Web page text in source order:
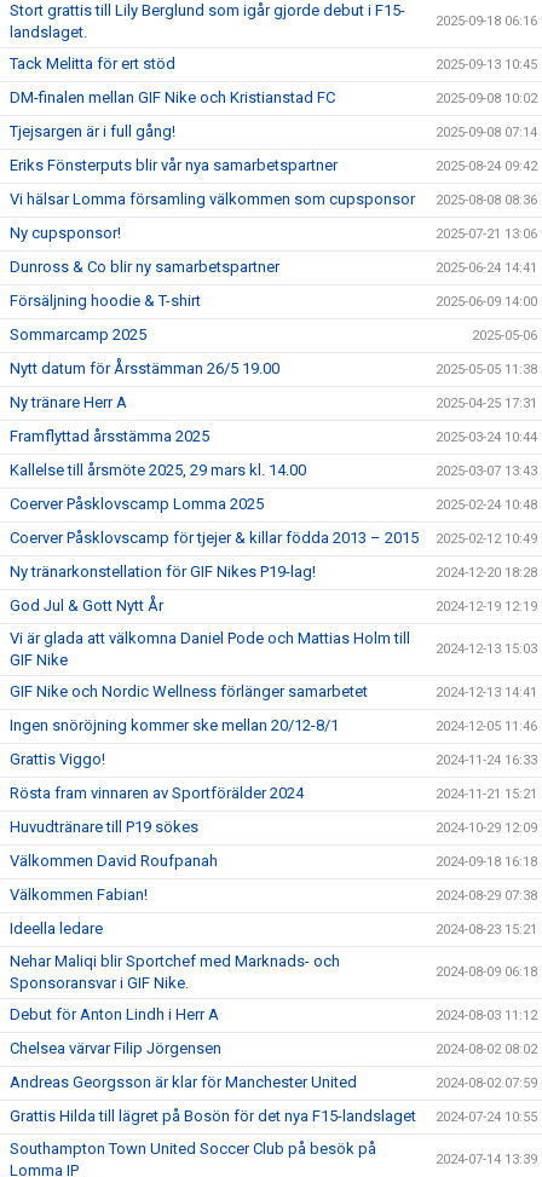
Stort grattis till Lily Berglund som igår gjorde debut i F15-
landslaget.
2025-09-18 06:16
Tack Melitta för ert stöd 2025-09-13 10:45
DM-finalen mellan GIF Nike och Kristianstad FC 2025-09-08 10:02
Tjejsargen är i full gång! 2025-09-08 07:14
Eriks Fönsterputs blir vår nya samarbetspartner 2025-08-24 09:42
Vi hälsar Lomma församling välkommen som cupsponsor 2025-08-08 08:36
Ny cupsponsor! 2025-07-21 13:06
Dunross & Co blir ny samarbetspartner 2025-06-24 14:41
Försäljning hoodie & T-shirt 2025-06-09 14:00
Sommarcamp 2025 2025-05-06
Nytt datum för Årsstämman 26/5 19.00 2025-05-05 11:38
Ny tränare Herr A 2025-04-25 17:31
Framflyttad årsstämma 2025 2025-03-24 10:44
Kallelse till årsmöte 2025, 29 mars kl. 14.00 2025-03-07 13:43
Coerver Påsklovscamp Lomma 2025 2025-02-24 10:48
Coerver Påsklovscamp för tjejer & killar födda 2013 – 2015 2025-02-12 10:49
Ny tränarkonstellation för GIF Nikes P19-lag! 2024-12-20 18:28
God Jul & Gott Nytt År 2024-12-19 12:19
Vi är glada att välkomna Daniel Pode och Mattias Holm till
GIF Nike
2024-12-13 15:03
GIF Nike och Nordic Wellness förlänger samarbetet 2024-12-13 14:41
Ingen snöröjning kommer ske mellan 20/12-8/1 2024-12-05 11:46
Grattis Viggo! 2024-11-24 16:33
Rösta fram vinnaren av Sportförälder 2024 2024-11-21 15:21
Huvudtränare till P19 sökes 2024-10-29 12:09
Välkommen David Roufpanah 2024-09-18 16:18
Välkommen Fabian! 2024-08-29 07:38
Ideella ledare 2024-08-23 15:21
Nehar Maliqi blir Sportchef med Marknads- och
Sponsoransvar i GIF Nike.
2024-08-09 06:18
Debut för Anton Lindh i Herr A 2024-08-03 11:12
Chelsea värvar Filip Jörgensen 2024-08-02 08:02
Andreas Georgsson är klar för Manchester United 2024-08-02 07:59
Grattis Hilda till lägret på Bosön för det nya F15-landslaget 2024-07-24 10:55
Southampton Town United Soccer Club på besök på
Lomma IP
2024-07-14 13:39